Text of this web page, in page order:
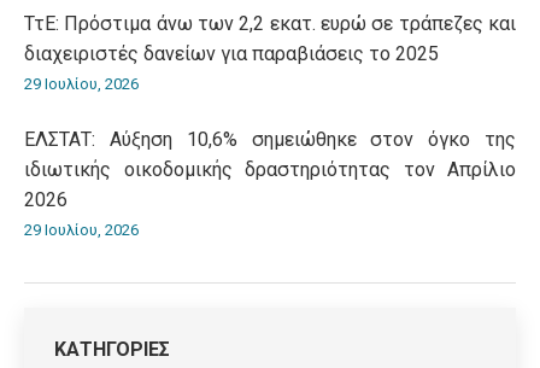
ΤτΕ: Πρόστιμα άνω των 2,2 εκατ. ευρώ σε τράπεζες και
διαχειριστές δανείων για παραβιάσεις το 2025
29 Ιουλίου, 2026
ΕΛΣΤΑΤ: Αύξηση 10,6% σημειώθηκε στον όγκο της
ιδιωτικής οικοδομικής δραστηριότητας τον Απρίλιο
2026
29 Ιουλίου, 2026
ΚΑΤΗΓΟΡΙΕΣ